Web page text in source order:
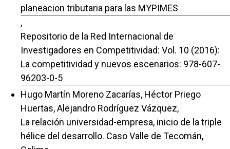
planeacion tributaria para las MYPIMES
,
Repositorio de la Red Internacional de
Investigadores en Competitividad: Vol. 10 (2016):
La competitividad y nuevos escenarios: 978-607-
96203-0-5
Hugo Martín Moreno Zacarías, Héctor Priego
Huertas, Alejandro Rodríguez Vázquez,
La relación universidad-empresa, inicio de la triple
hélice del desarrollo. Caso Valle de Tecomán,